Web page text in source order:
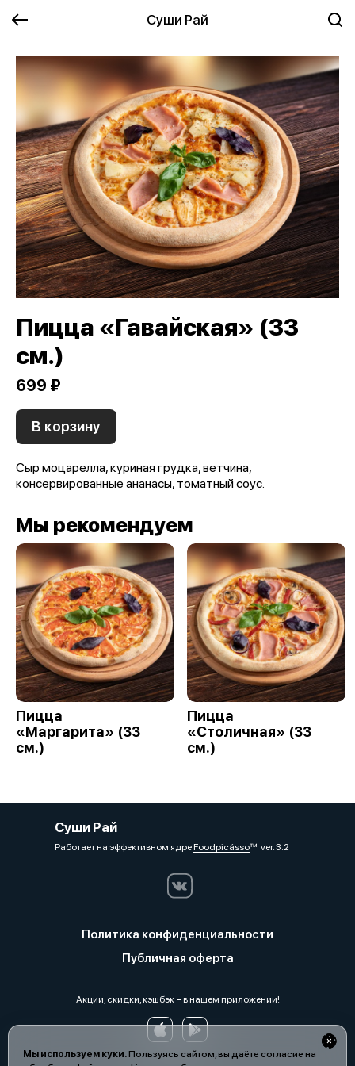
Суши Рай
Мы используем куки.Пользуясь сайтом, вы даёте согласие на
Пицца «Гавайская» (33
см.)
699 ₽
В корзину
Сыр моцарелла, куриная грудка, ветчина,
консервированные ананасы, томатный соус.
Мы рекомендуем
Пицца
«Маргарита» (33
см.)
Пицца
«Столичная» (33
см.)
Суши Рай
Работает на эффективном ядреFoodpicássover. 3.2
Политика конфиденциальности
Публичная оферта
Акции, скидки, кэшбэк − в нашем приложении!